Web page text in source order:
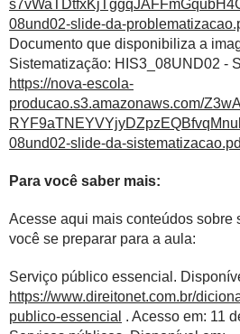
08und02-slide-da-
Documento que disponibiliza a
Sistematização: HIS3_08UND02 -
https://nova-escola-
producao.s3.amazonaws.com/
08und02-slide-da-
Para você saber mais:
Acesse aqui mais conteúdos sobre
você se preparar para a aula:
Serviço público essencial.
https://www.direitonet.com.br/
publico-essencial . Acesso em: 11